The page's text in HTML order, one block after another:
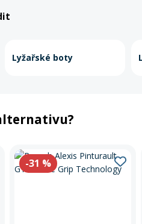
Lyžařské boty
-31 %